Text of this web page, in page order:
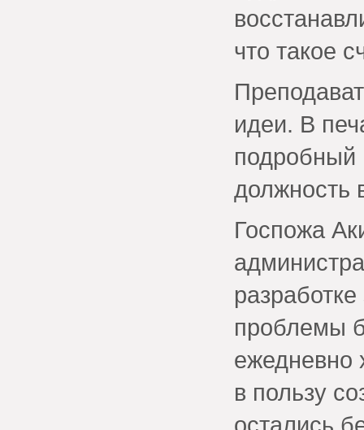
что такое
идеи. В
подробный
должность
Госпожа
проблемы
ежедневно
в пользу